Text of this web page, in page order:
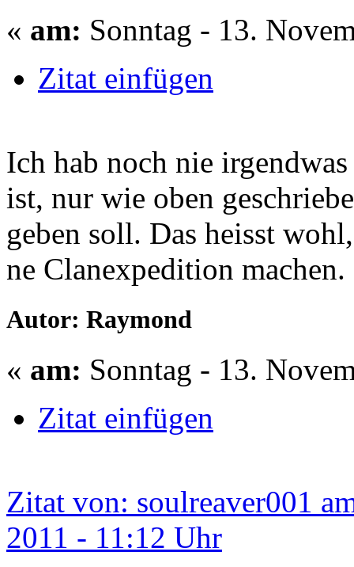
« am: Sonntag - 13.
Zitat einfügen
Ich hab noch nie
ist, nur wie oben
geben soll. Das heisst
ne Clanexpedition machen.
Autor: Raymond
« am: Sonntag - 13.
Zitat einfügen
Zitat von: soulreaver001
2011 - 11:12 Uhr